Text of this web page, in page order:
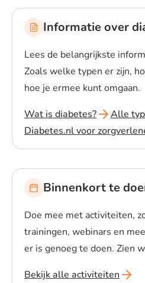
Informatie over
Lees de belangrijkste
Zoals welke typen er zijn,
hoe je ermee kunt omgaan.
Wat is diabetes?
Alle
Diabetes.nl voor
Binnenkort te
Doe mee met activiteiten,
trainingen, webinars en
er is genoeg te doen. Zien
Bekijk alle activiteiten